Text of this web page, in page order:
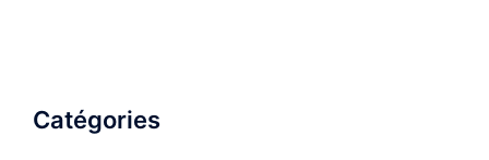
Catégories